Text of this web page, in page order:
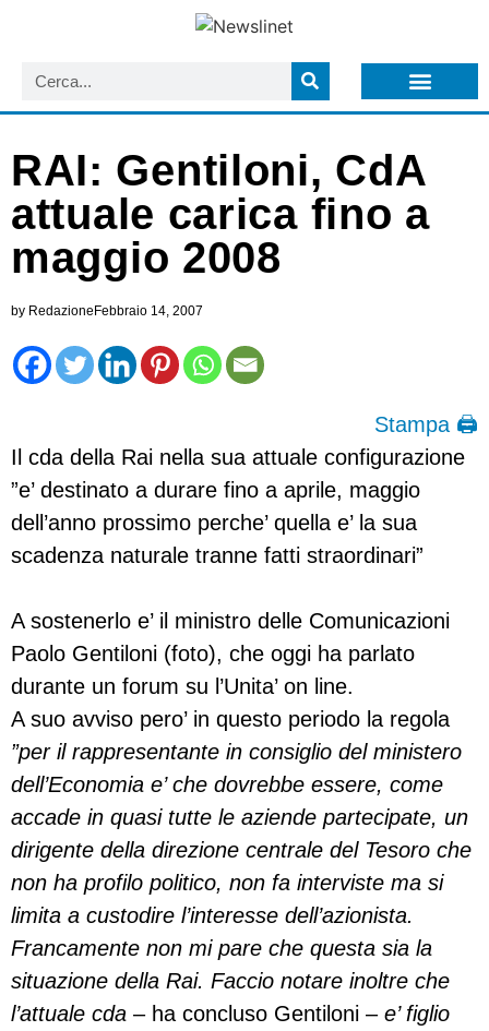
RAI: Gentiloni, CdA
attuale carica fino a
maggio 2008
by RedazioneFebbraio 14, 2007
Stampa 🖨
Il cda della Rai nella sua attuale configurazione
”e’ destinato a durare fino a aprile, maggio
dell’anno prossimo perche’ quella e’ la sua
scadenza naturale tranne fatti straordinari”
A sostenerlo e’ il ministro delle Comunicazioni
Paolo Gentiloni (foto), che oggi ha parlato
durante un forum su l’Unita’ on line.
A suo avviso pero’ in questo periodo la regola
”per il rappresentante in consiglio del ministero
dell’Economia e’ che dovrebbe essere, come
accade in quasi tutte le aziende partecipate, un
dirigente della direzione centrale del Tesoro che
non ha profilo politico, non fa interviste ma si
limita a custodire l’interesse dell’azionista.
Francamente non mi pare che questa sia la
situazione della Rai. Faccio notare inoltre che
l’attuale cda – ha concluso Gentiloni – e’ figlio